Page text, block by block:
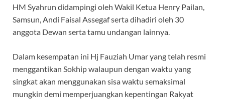
HM Syahrun didampingi oleh Wakil Ketua Henry Pailan,
Samsun, Andi Faisal Assegaf serta dihadiri oleh 30
anggota Dewan serta tamu undangan lainnya.
Dalam kesempatan ini Hj Fauziah Umar yang telah resmi
menggantikan Sokhip walaupun dengan waktu yang
singkat akan menggunakan sisa waktu semaksimal
mungkin demi memperjuangkan kepentingan Rakyat